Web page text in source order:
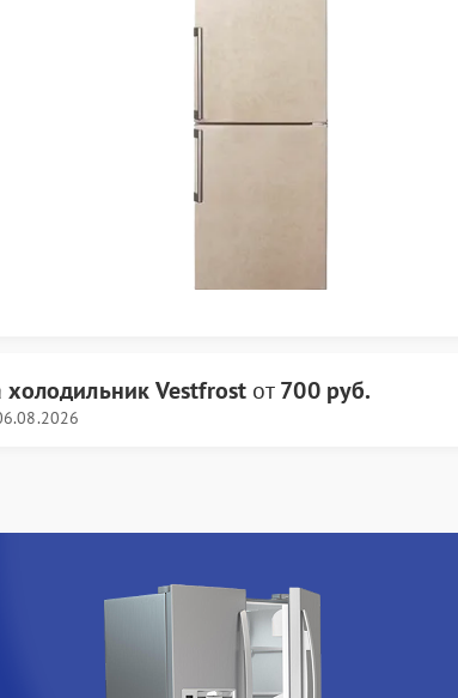
холодильник Vestfrostот700 руб.